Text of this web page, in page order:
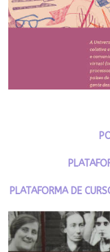
PLATAFORMA DE